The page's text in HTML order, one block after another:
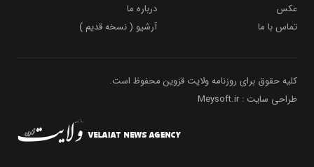
عکس
درباره ما
تماس با ما
آرشیو ( نسخه قدیم )
کلیه حقوق برای روزنامه ولایت قزوین محفوظ است.
طراحی سایت : Meysoft.ir